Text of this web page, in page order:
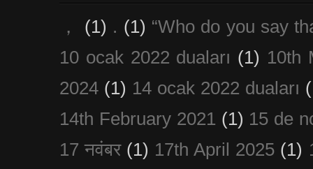
， (1) . (1) “Who do you say
10 ocak 2022 duaları (1) 10th
2024 (1) 14 ocak 2022 duaları
14th February 2021 (1) 15 de
17 नवंबर (1) 17th April 2025 (1)